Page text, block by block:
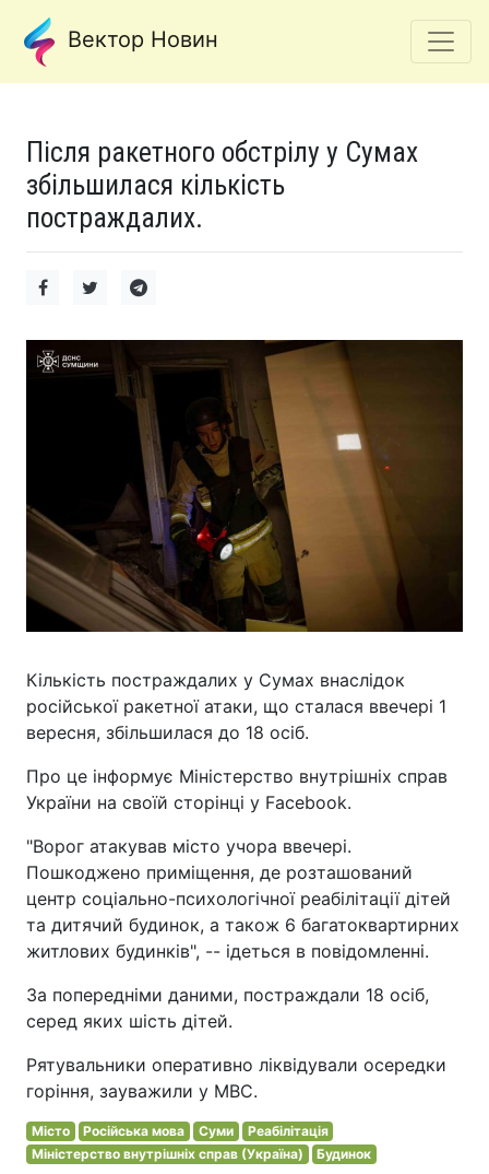
Вектор Новин
Після ракетного обстрілу у Сумах
збільшилася кількість
постраждалих.
Кількість постраждалих у Сумах внаслідок
російської ракетної атаки, що сталася ввечері 1
вересня, збільшилася до 18 осіб.
Про це інформує Міністерство внутрішніх справ
України на своїй сторінці у Facebook.
"Ворог атакував місто учора ввечері.
Пошкоджено приміщення, де розташований
центр соціально-психологічної реабілітації дітей
та дитячий будинок, а також 6 багатоквартирних
житлових будинків", -- ідеться в повідомленні.
За попередніми даними, постраждали 18 осіб,
серед яких шість дітей.
Рятувальники оперативно ліквідували осередки
горіння, зауважили у МВС.
Місто Російська мова Суми
Реабілітація
Міністерство внутрішніх справ (Україна)
Будинок